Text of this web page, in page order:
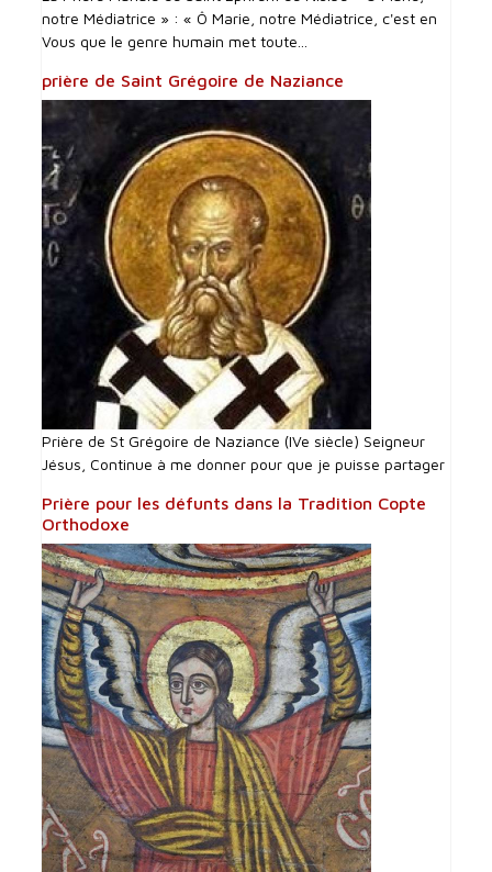
notre Médiatrice » : « Ô Marie, notre Médiatrice, c'est en
Vous que le genre humain met toute...
prière de Saint Grégoire de Naziance
Prière de St Grégoire de Naziance (IVe siècle) Seigneur
Jésus, Continue à me donner pour que je puisse partager
Prière pour les défunts dans la Tradition Copte
Orthodoxe